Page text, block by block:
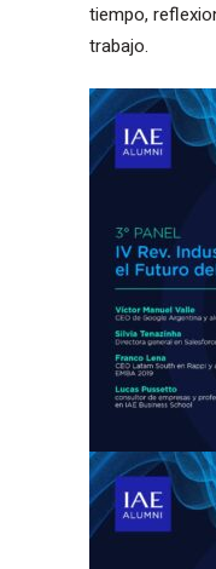
tiempo,
trabajo.